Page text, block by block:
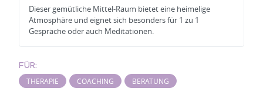
Dieser gemütliche Mittel-Raum bietet eine heimelige
Atmosphäre und eignet sich besonders für 1 zu 1
Gespräche oder auch Meditationen.
FÜR:
THERAPIE
COACHING BERATUNG